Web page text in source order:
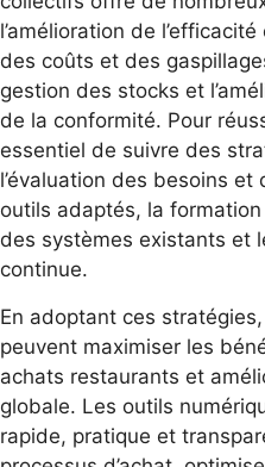
l’amélioration de
des coûts et des
gestion des stocks et
de la conformité. Pour
essentiel de suivre des
l’évaluation des besoins
outils adaptés, la
des systèmes existants et
continue.
En adoptant ces
peuvent maximiser les
achats restaurants et
globale. Les outils
rapide, pratique et